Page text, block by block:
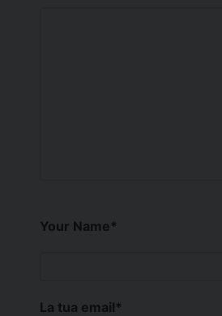
Your Name*
La tua email*